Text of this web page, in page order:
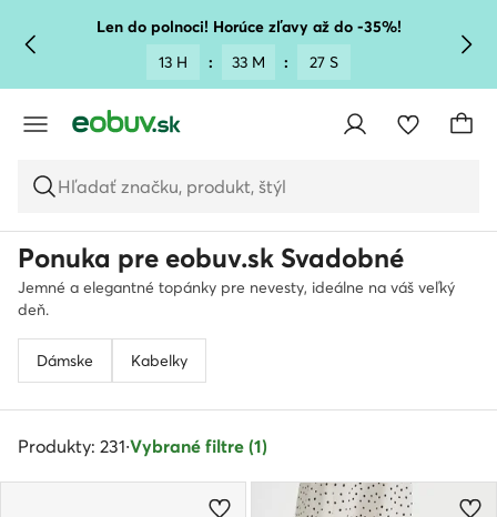
PREJSŤ NA HLAVNÝ OBSAH
PREJSŤ NA VYHĽADÁVANIE
Len do polnoci! Horúce zľavy až do -35%!
13 H
: 33 M : 25 S
Hľadať značku, produkt, štýl
Ponuka pre eobuv.sk Svadobné
Jemné a elegantné topánky pre nevesty, ideálne na váš veľký
deň.
Dámske Kabelky
Produkty: 231·Vybrané filtre (1)